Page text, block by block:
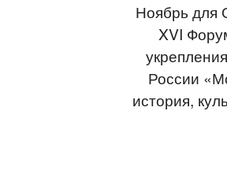
Ноябрь для
XVI
России
история,